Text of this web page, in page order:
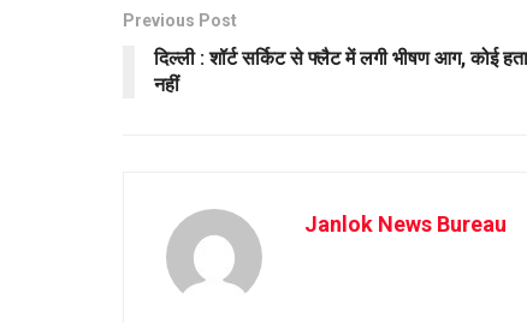
Previous Post
दिल्ली : शॉर्ट सर्किट से फ्लैट में लगी भीषण आग, कोई
नहीं
Janlok News Bureau